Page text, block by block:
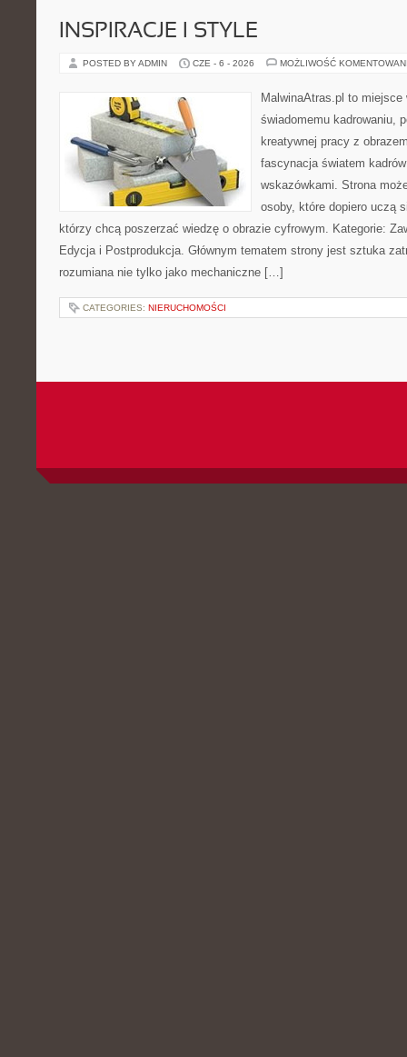
INSPIRACJE I STYLE
POSTED BY ADMIN CZE - 6 - 2026 MOŻLIWOŚĆ
MalwinaAtras.pl to
świadomemu kadrowaniu,
kreatywnej pracy z
fascynacja światem
wskazówkami. Strona
osoby, które dopiero uczą
którzy chcą poszerzać wiedzę o obrazie cyfrowym. Kategorie:
Edycja i Postprodukcja. Głównym tematem strony jest sztuka
rozumiana nie tylko jako mechaniczne […]
CATEGORIES: NIERUCHOMOŚCI